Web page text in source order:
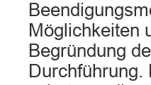
Möglichkeiten
Begründung